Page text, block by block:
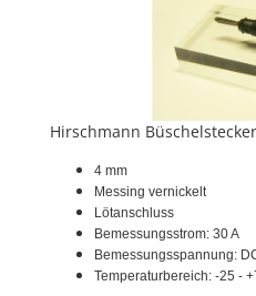
Hirschmann
4 mm
Messing vernickelt
Lötanschluss
Bemessungsstrom: 30 A
Bemessungsspannung:
Temperaturbereich: -25 -